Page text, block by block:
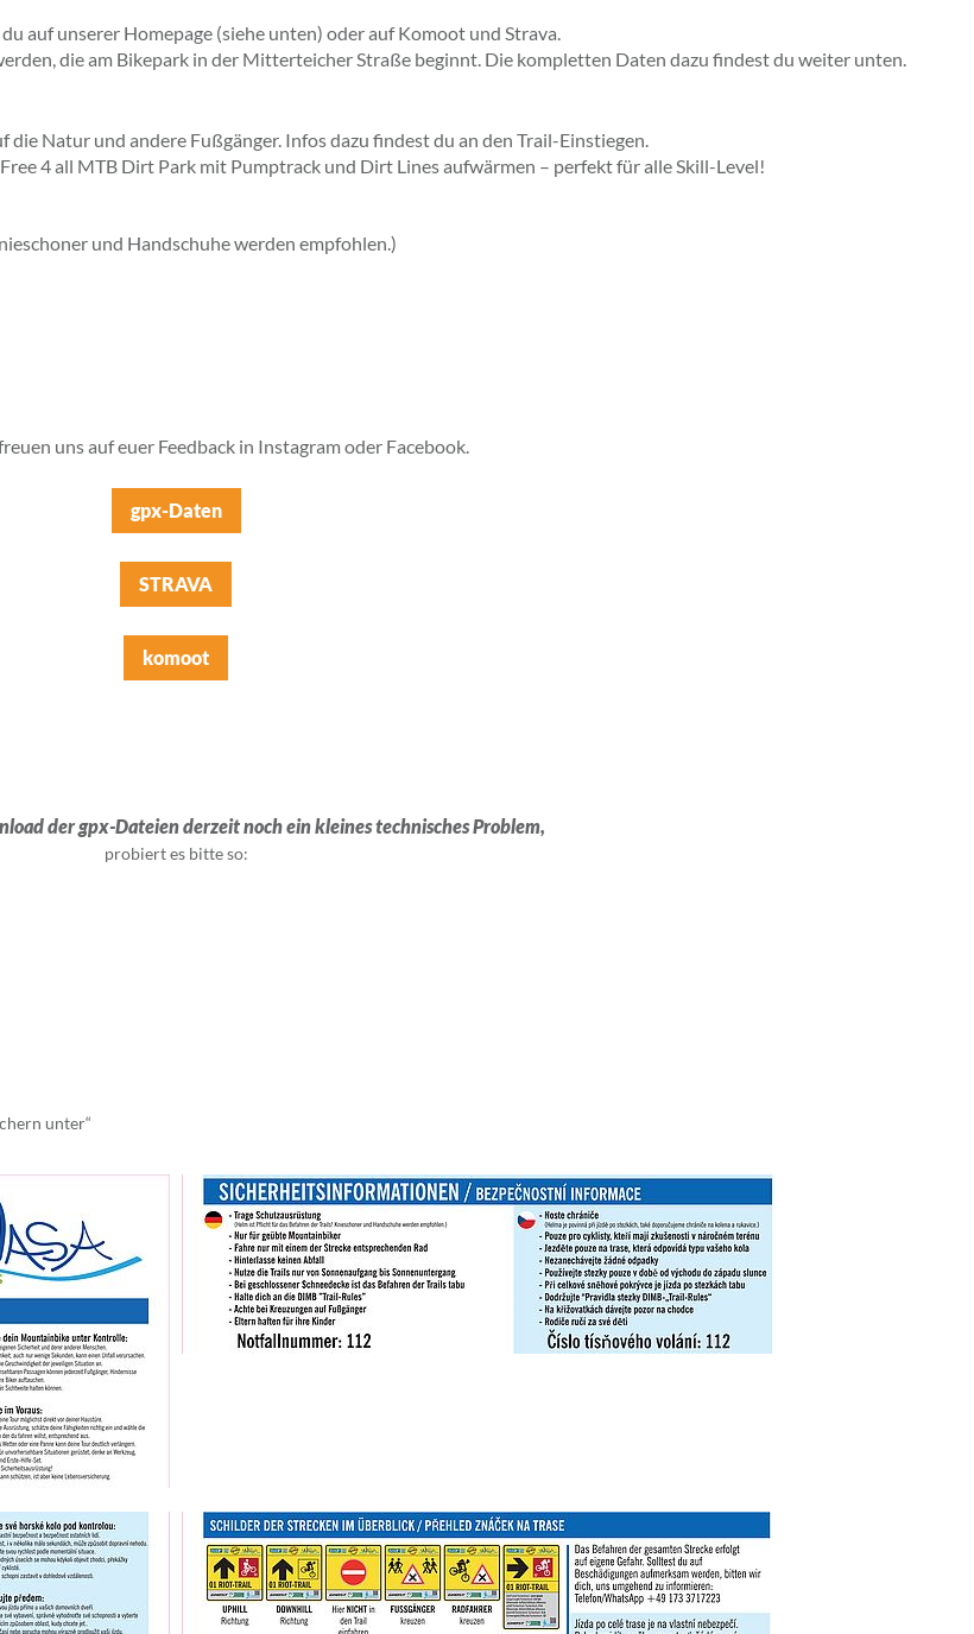
auf unserer Homepage (siehe unten) oder auf Komoot und Strava.
die am Bikepark in der Mitterteicher Straße beginnt. Die kompletten Daten dazu findest du weiter unten.
Natur und andere Fußgänger. Infos dazu findest du an den Trail-Einstiegen.
4 all MTB Dirt Park mit Pumptrack und Dirt Lines aufwärmen – perfekt für alle Skill-Level!
und Handschuhe werden empfohlen.)
uns auf euer Feedback in Instagram oder Facebook.
gpx-Daten
STRAVA
komoot
der gpx-Dateien derzeit noch ein kleines technisches Problem,
probiert es bitte so:
unter“